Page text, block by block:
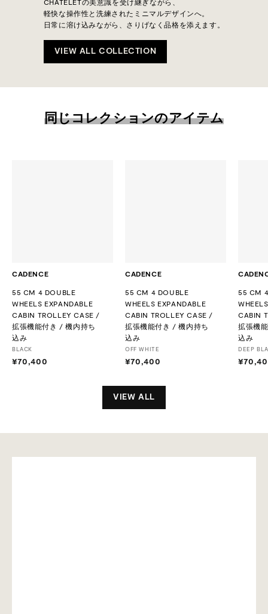
CHATELETの美意識を受け継ぎながら、
軽快な操作性と洗練されたミニマルデザインへ。
日常に溶け込みながら、さりげなく品格を添えます。
VIEW ALL COLLECTION
同じコレクションのアイテム
CADENCE
55 CM 4 DOUBLE
WHEELS EXPANDABLE
CABIN TROLLEY CASE /
拡張機能付き / 機内持ち
込み
BLACK
¥70,400
CADENCE
55 CM 4 DOUBLE
WHEELS EXPANDABLE
CABIN TROLLEY CASE /
拡張機能付き / 機内持ち
込み
OFF WHITE
¥70,400
0
4
55 CM
CABIN
拡張機
込み
DEEP
VIEW ALL